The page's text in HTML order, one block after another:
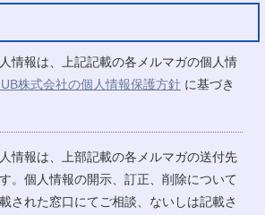
情報は、上記記載の各メルマガの個人情
株式会社の個人情報保護方針 に基づき
情報は、上部記載の各メルマガの送付先
。個人情報の開示、訂正、削除について
された窓口にてご相談、ないしは記載さ